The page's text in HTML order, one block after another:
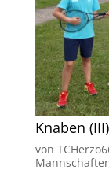
Knaben
von